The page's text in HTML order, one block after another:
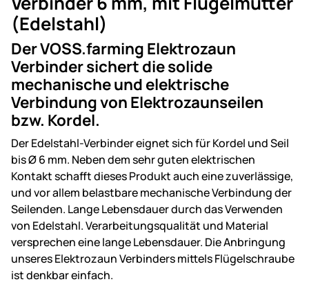
(Edelstahl)
Der VOSS.farming Elektrozaun
Verbinder sichert die solide
mechanische und elektrische
Verbindung von Elektrozaunseilen
bzw. Kordel.
Der Edelstahl-Verbinder eignet sich für Kordel und Seil
bis Ø 6 mm. Neben dem sehr guten elektrischen
Kontakt schafft dieses Produkt auch eine zuverlässige,
und vor allem belastbare mechanische Verbindung der
Seilenden. Lange Lebensdauer durch das Verwenden
von Edelstahl. Verarbeitungsqualität und Material
versprechen eine lange Lebensdauer. Die Anbringung
unseres Elektrozaun Verbinders mittels Flügelschraube
ist denkbar einfach.